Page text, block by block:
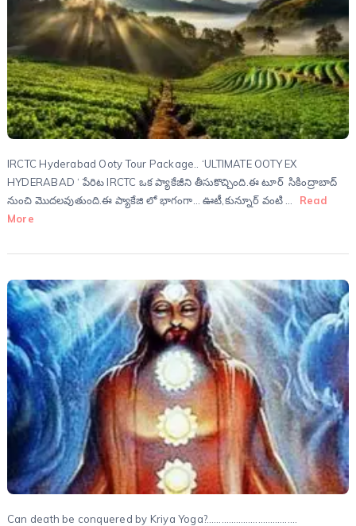
IRCTC Hyderabad Ooty Tour Package.. ‘ULTIMATE OOTY EX
HYDERABAD ‘ పేరిట IRCTC ఒక ప్యాకేజీని తీసుకొచ్చింది.ఈ టూర్ సికింద్రాబాద్
నుంచి మొదలవుతుంది.ఈ ప్యాకేజి లో భాగంగా… ఊటీ,కున్నూర్ వంటి …
Read
More
Can death be conquered by Kriya Yoga?……………………………….